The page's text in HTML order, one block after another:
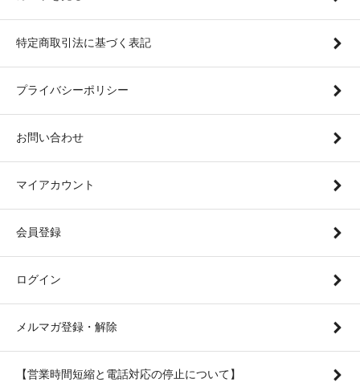
特定商取引法に基づく表記
プライバシーポリシー
お問い合わせ
マイアカウント
会員登録
ログイン
メルマガ登録・解除
【営業時間短縮と電話対応の停止について】